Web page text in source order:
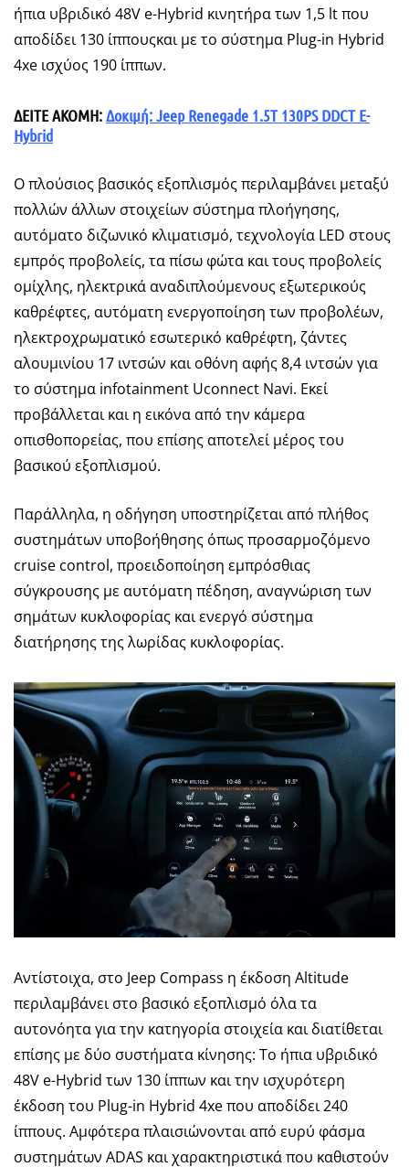
ήπια υβριδικό 48V e-Hybrid κινητήρα των 1,5 lt που
αποδίδει 130 ίππουςκαι με το σύστημα Plug-in Hybrid
4xe ισχύος 190 ίππων.
ΔΕΙΤΕ ΑΚΟΜΗ:Δοκιμή: Jeep Renegade 1.5T 130PS DDCT E-
Hybrid
Ο πλούσιος βασικός εξοπλισμός περιλαμβάνει μεταξύ
πολλών άλλων στοιχείων σύστημα πλοήγησης,
αυτόματο διζωνικό κλιματισμό, τεχνολογία LED στους
εμπρός προβολείς, τα πίσω φώτα και τους προβολείς
ομίχλης, ηλεκτρικά αναδιπλούμενους εξωτερικούς
καθρέφτες, αυτόματη ενεργοποίηση των προβολέων,
ηλεκτροχρωματικό εσωτερικό καθρέφτη, ζάντες
αλουμινίου 17 ιντσών και οθόνη αφής 8,4 ιντσών για
το σύστημα infotainment Uconnect Navi. Εκεί
προβάλλεται και η εικόνα από την κάμερα
οπισθοπορείας, που επίσης αποτελεί μέρος του
βασικού εξοπλισμού.
Παράλληλα, η οδήγηση υποστηρίζεται από πλήθος
συστημάτων υποβοήθησης όπως προσαρμοζόμενο
cruise control, προειδοποίηση εμπρόσθιας
σύγκρουσης με αυτόματη πέδηση, αναγνώριση των
σημάτων κυκλοφορίας και ενεργό σύστημα
διατήρησης της λωρίδας κυκλοφορίας.
Αντίστοιχα, στο Jeep Compass η έκδοση Altitude
περιλαμβάνει στο βασικό εξοπλισμό όλα τα
αυτονόητα για την κατηγορία στοιχεία και διατίθεται
επίσης με δύο συστήματα κίνησης: Το ήπια υβριδικό
48V e-Hybrid των 130 ίππων και την ισχυρότερη
έκδοση του Plug-in Hybrid 4xe που αποδίδει 240
ίππους. Αμφότερα πλαισιώνονται από ευρύ φάσμα
συστημάτων ADAS και χαρακτηριστικά που καθιστούν